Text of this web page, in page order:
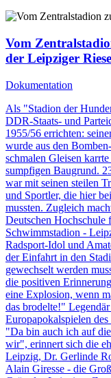
Vom
der Leipziger
Dokumentation
Als "Stadion der
DDR-Staats- und
1955/56 errichten:
wurde aus den
schmalen Gleisen
sumpfigen Baugrund.
war mit seinen steilen
und Sportler, die hier
mussten. Zugleich
Deutschen
Schwimmstadion -
Radsport-Idol und
der Einfahrt in den
gewechselt werden
die positiven
eine Explosion, wenn
das brodelte!"
Europapokalspielen
"Da bin auch ich auf
wir", erinnert sich die
Leipzig, Dr. Gerlinde
Alain Giresse - die